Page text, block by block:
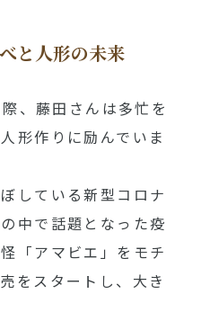
と人形の未来
、藤田さんは多忙を
形作りに励んでいま
している新型コロナ
中で話題となった疫
「アマビエ」をモチ
をスタートし、大き